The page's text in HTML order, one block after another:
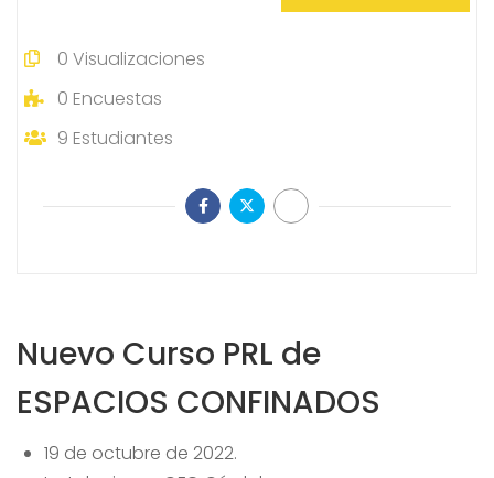
Nuevo Curso PRL de
ESPACIOS CONFINADOS
19 de octubre de 2022.
0 Visualizaciones
0 Encuestas
9 Estudiantes